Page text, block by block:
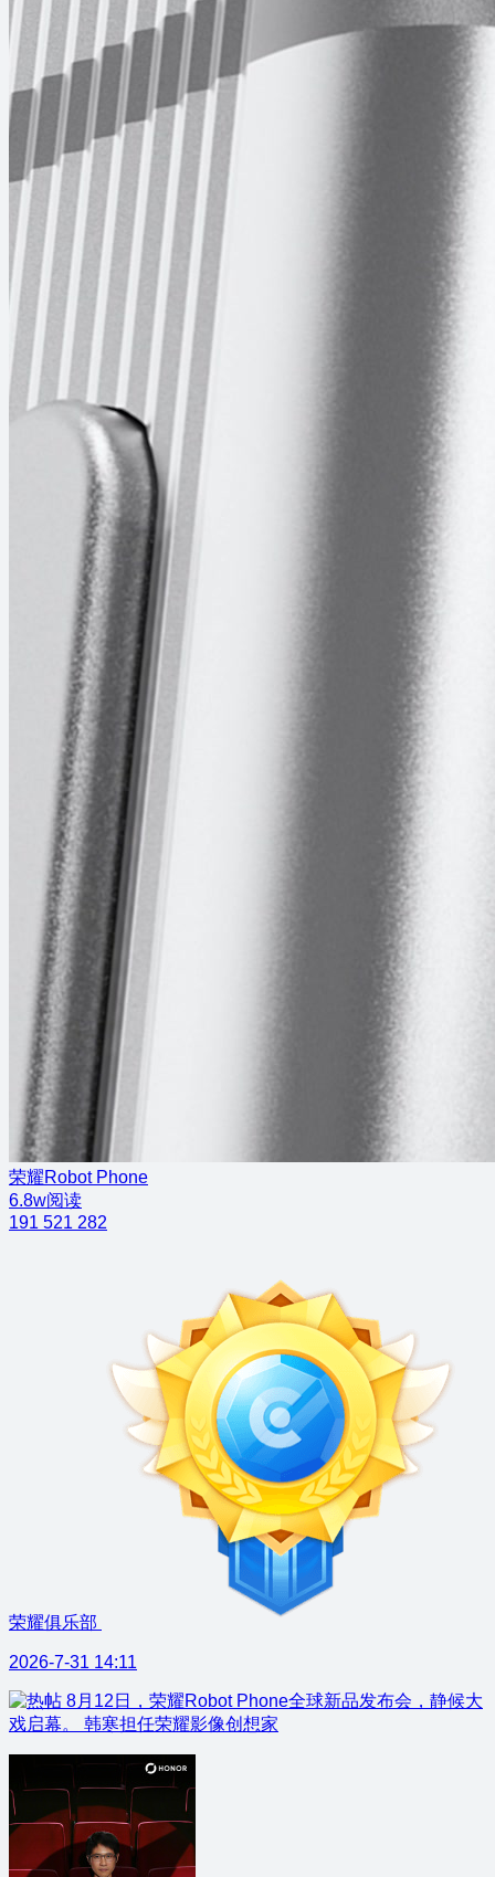
荣耀Robot Phone
6.8w阅读
191 521 282
荣耀俱乐部
2026-7-31 14:11
8月12日，荣耀Robot Phone全球新品发布会，静候大
戏启幕。 韩寒担任荣耀影像创想家